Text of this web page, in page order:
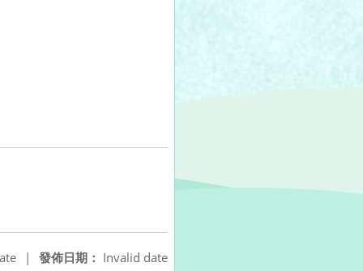
發佈日期： Invalid date
|